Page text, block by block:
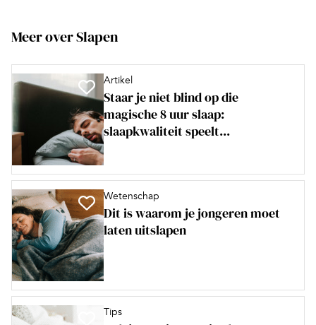
Meer over Slapen
Artikel
Staar je niet blind op die
magische 8 uur slaap:
slaapkwaliteit speelt...
Wetenschap
Dit is waarom je jongeren moet
laten uitslapen
Tips